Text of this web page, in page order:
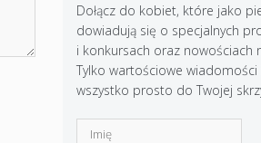
Dołącz do kobiet, które jako
dowiadują się o specjalnych
i konkursach oraz nowościach
Tylko wartościowe wiadomości
wszystko prosto do Twojej